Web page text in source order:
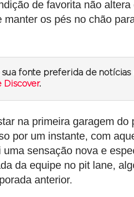
de favorita não
manter os pés no chão
sua fonte preferida de notícias
Discover.
na primeira garagem
por um instante, com
uma sensação nova e
da equipe no pit lane,
anterior.